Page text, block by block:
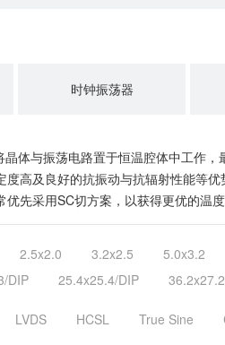
时钟振荡器
体与振荡电路置于恒温腔体中工作
度高及良好的抗振动与抗辐射性能等
优先采用SC切方案，以获得更优的温
2.5x2.0 3.2x2.5
5.0x3.2
DIP
25.4x25.4/DIP
LVDS HCSL True Sine